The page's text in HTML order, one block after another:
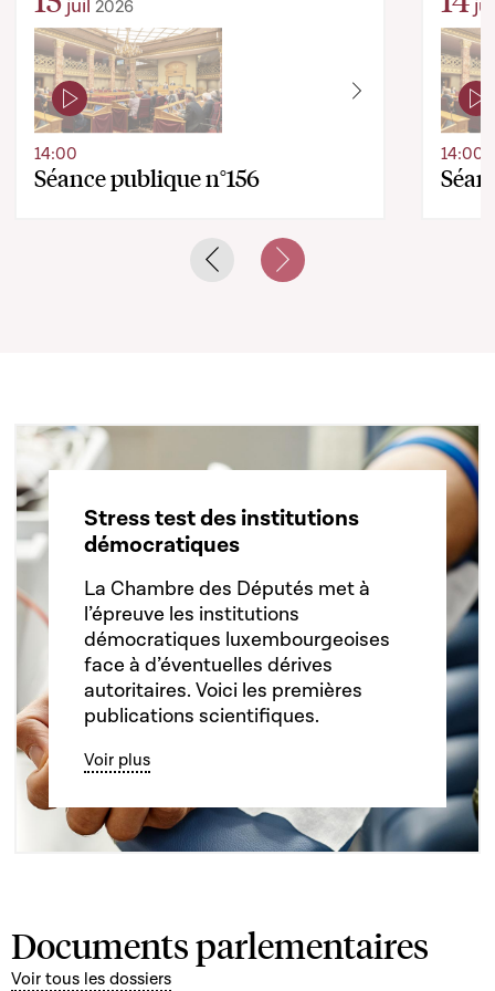
juil 2026
Séance publique n°156
14:00 14:00
Previous slideNext slide
Stress test des institutions
démocratiques
La Chambre des Députés met à
l’épreuve les institutions
démocratiques luxembourgeoises
face à d’éventuelles dérives
autoritaires. Voici les premières
publications scientifiques.
Voir plus
Documents parlementaires
Voir tous les dossiers